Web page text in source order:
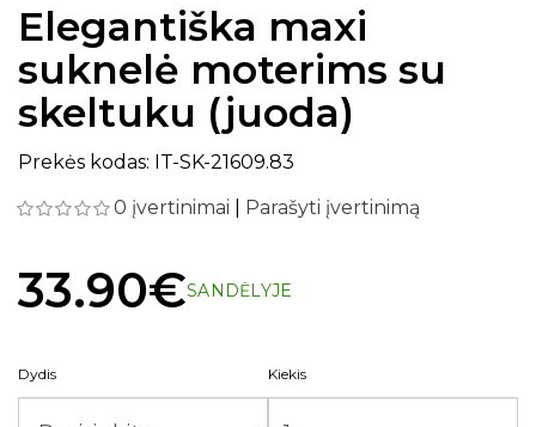
Elegantiška maxi
suknelė moterims su
skeltuku (juoda)
Prekės kodas: IT-SK-21609.83
0 įvertinimai
Parašyti įvertinimą
33.90€SANDĖLYJE
Dydis Kiekis